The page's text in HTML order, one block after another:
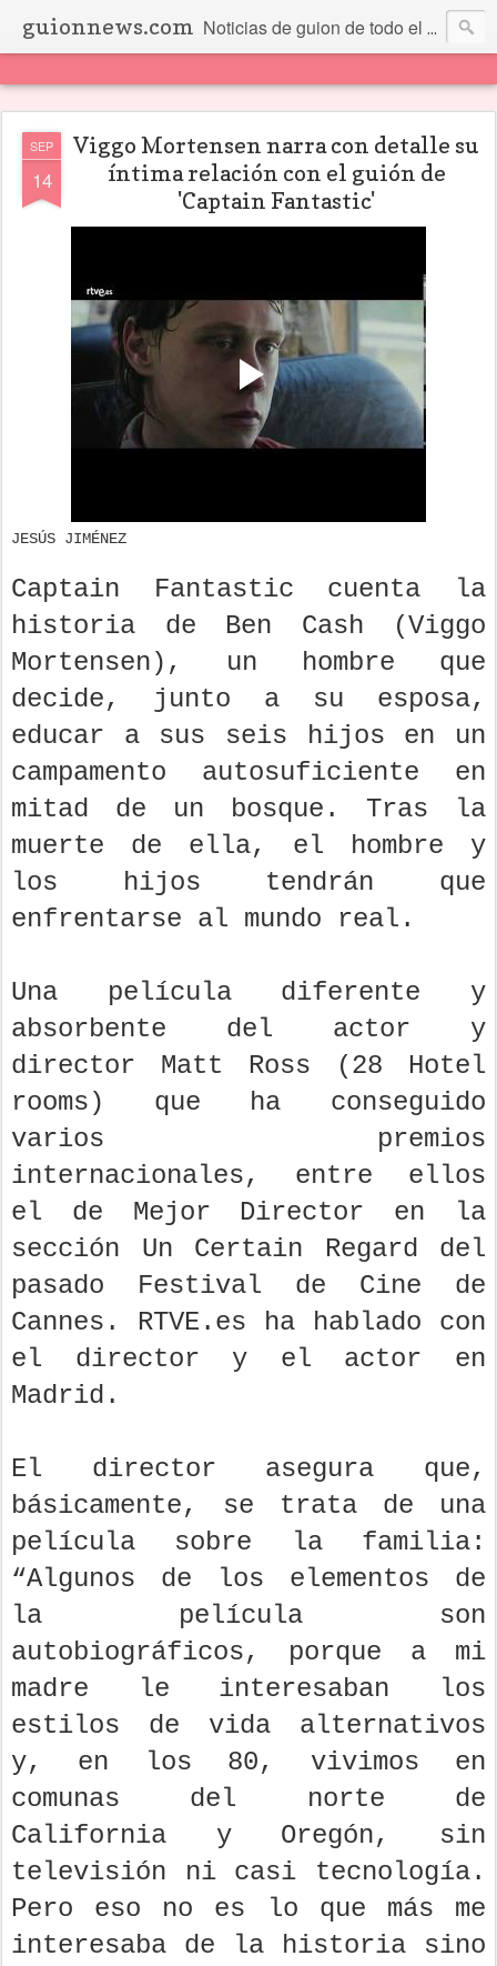
guionnews.com Noticias de guion de todo el mundo... Y más.
SEP
14
Viggo Mortensen narra con detalle su
íntima relación con el guión de
'Captain Fantastic'
JESÚS JIMÉNEZ
Captain Fantastic cuenta la
historia de Ben Cash (Viggo
Mortensen), un hombre que
decide, junto a su esposa,
educar a sus seis hijos en un
campamento autosuficiente en
mitad de un bosque. Tras la
muerte de ella, el hombre y
los hijos tendrán que
enfrentarse al mundo real.
Una película diferente y
absorbente del actor y
director Matt Ross (28 Hotel
rooms) que ha conseguido
varios premios
internacionales, entre ellos
el de Mejor Director en la
sección Un Certain Regard del
pasado Festival de Cine de
Cannes. RTVE.es ha hablado con
el director y el actor en
Madrid.
El director asegura que,
básicamente, se trata de una
película sobre la familia:
“Algunos de los elementos de
la película son
autobiográficos, porque a mi
madre le interesaban los
estilos de vida alternativos
y, en los 80, vivimos en
comunas del norte de
California y Oregón, sin
televisión ni casi tecnología.
Pero eso no es lo que más me
interesaba de la historia sino